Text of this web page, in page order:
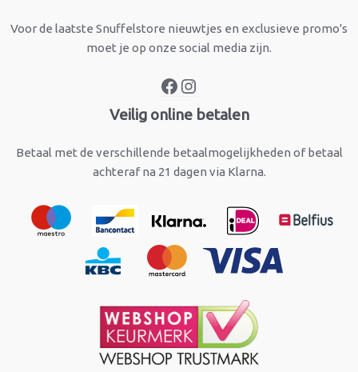
Voor de laatste Snuffelstore nieuwtjes en exclusieve promo's
moet je op onze social media zijn.
Veilig online betalen
Betaal met de verschillende betaalmogelijkheden of betaal
achteraf na 21 dagen via Klarna.